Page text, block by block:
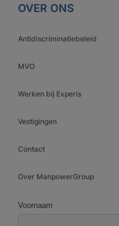
OVER ONS
Antidiscriminatiebeleid
MVO
Werken bij Experis
Vestigingen
Contact
Over ManpowerGroup